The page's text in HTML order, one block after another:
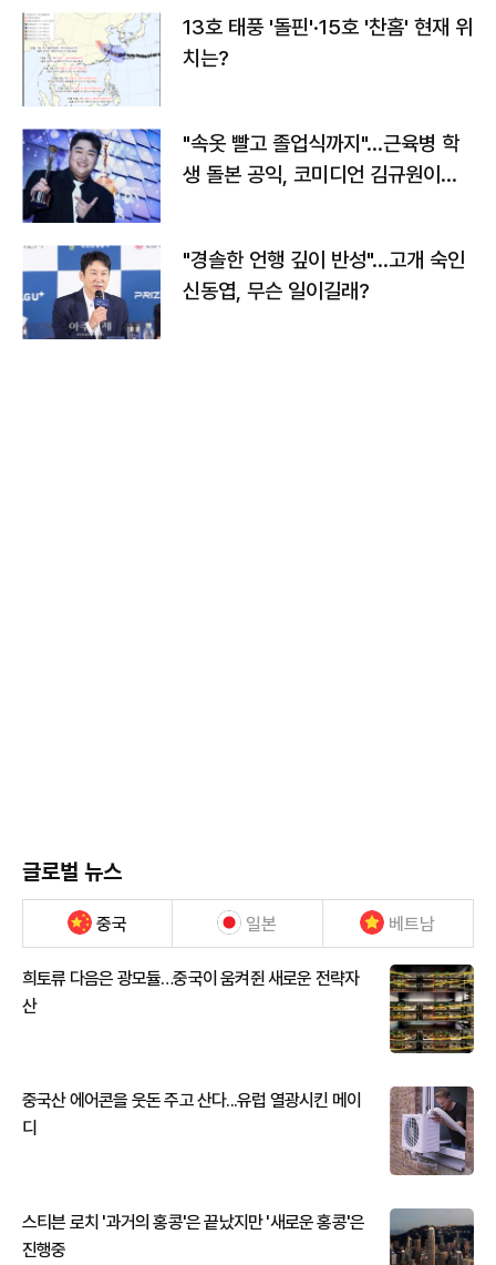
13호 태풍 '돌핀'·15호 '찬홈' 현재 위
치는?
"속옷 빨고 졸업식까지"…근육병 학
생 돌본 공익, 코미디언 김규원이었
"경솔한 언행 깊이 반성"…고개 숙인
신동엽, 무슨 일이길래?
글로벌 뉴스
중국 일본 베트남
희토류 다음은 광모듈…중국이 움켜쥔 새로운 전략자
산
중국산 에어콘을 웃돈 주고 산다...유럽 열광시킨 메이
디
스티븐 로치 '과거의 홍콩'은 끝났지만 '새로운 홍콩'은
진행중